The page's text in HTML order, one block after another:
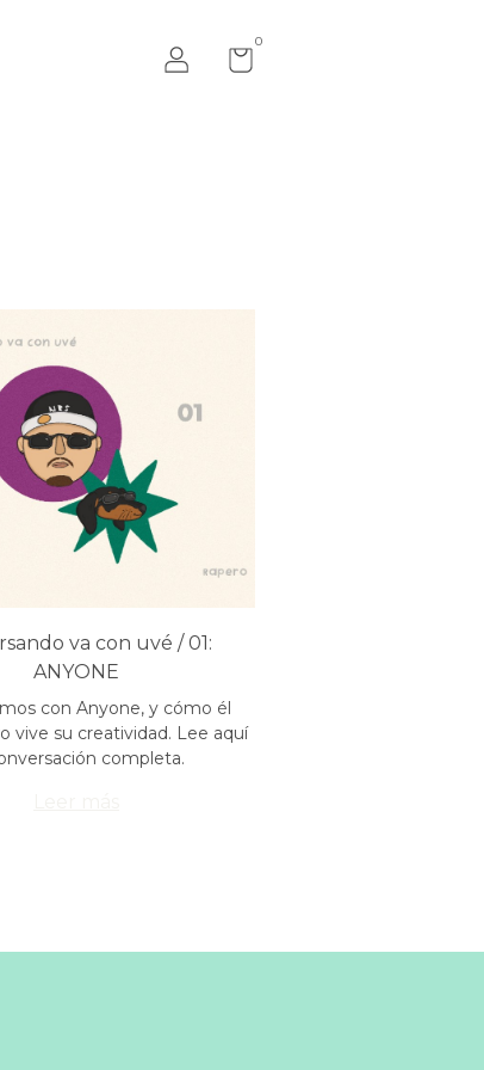
0
va con uvé / 01:
ANYONE
con Anyone, y cómo él
vive su creatividad. Lee aquí
completa.